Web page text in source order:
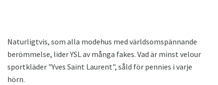
Naturligtvis, som alla modehus med världsomspännande
berömmelse, lider YSL av många fakes. Vad är minst velour
sportkläder "Yves Saint Laurent", såld för pennies i varje
hörn.